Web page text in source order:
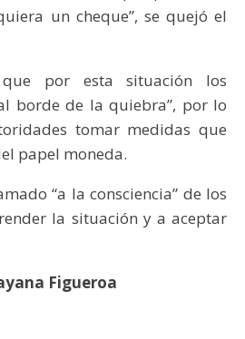
un cheque”, se quejó el
que por esta situación los
borde de la quiebra”, por lo
tomar medidas que
papel moneda.
“a la consciencia” de los
la situación y a aceptar
Figueroa